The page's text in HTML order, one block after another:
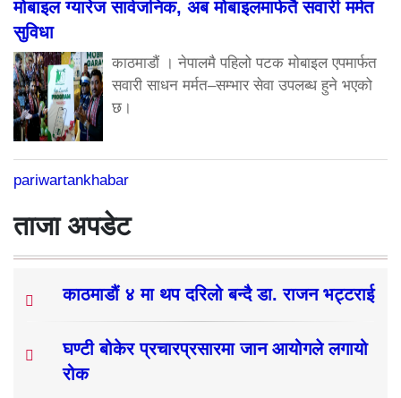
मोबाइल ग्यारेज सार्वजनिक, अब मोबाइलमार्फतै सवारी मर्मत
सुविधा
काठमाडौं । नेपालमै पहिलो पटक मोबाइल एपमार्फत
सवारी साधन मर्मत–सम्भार सेवा उपलब्ध हुने भएको
छ।
pariwartankhabar
ताजा अपडेट
काठमाडौं ४ मा थप दरिलो बन्दै डा. राजन भट्टराई
घण्टी बोकेर प्रचारप्रसारमा जान आयोगले लगायो
रोक